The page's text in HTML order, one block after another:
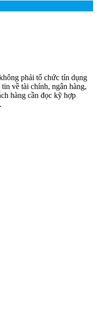
phải tổ chức tín dụng
về tài chính, ngân hàng,
hàng cần đọc kỹ hợp